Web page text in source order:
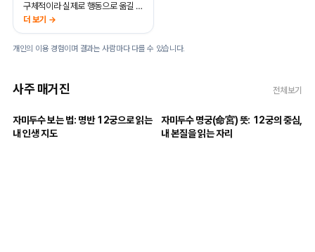
구체적이라 실제로 행동으로 옮길 수
있었어요. 그동안 연락할 때마다
매달리는 톤이었던 걸 그제야
알았네요. 톤 바꾸니까 답 속도가
더 보기 →
개인의 이용 경험이며 결과는 사람마다 다를 수 있습니다.
사주 매거진 전체보기
자미두수 보는 법: 명반 12궁으로 읽는
내 인생 지도
자미두수 명궁(命宮) 뜻: 12궁의 중심,
내 본질을 읽는 자리